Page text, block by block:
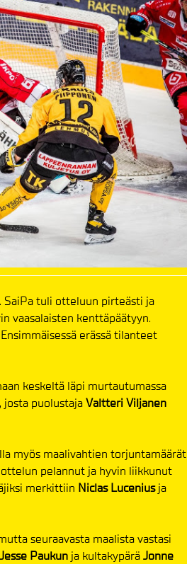
SaiPa tuli otteluun pirteästi ja
vaasalaisten kenttäpäätyyn.
erässä tilanteet
keskeltä läpi murtautumassa
puolustajaValtteri Viljanen
myös maalivahtien torjuntamäärät
pelannut ja hyvin liikkunut
merkittiin Niclas Luceniusja
seuraavasta maalista vastasi
Jesse Paukun ja kultakypäräJonne